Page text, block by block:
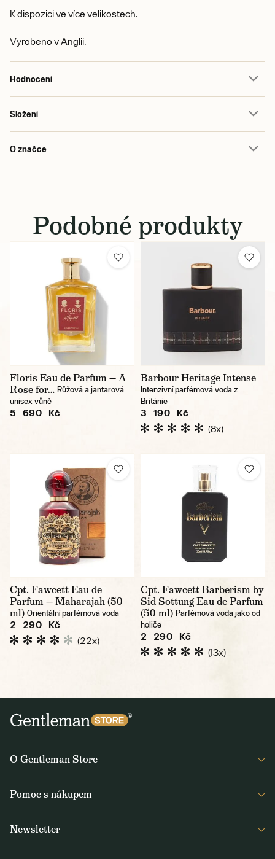
K dispozici ve více velikostech.
Vyrobeno v Anglii.
Hodnocení
Složení
O značce
Podobné produkty
Floris Eau de Parfum — A
Rose for… Růžová a jantarová
unisex vůně
5 690 Kč
Barbour Heritage Intense
Intenzivní parfémová voda z
Británie
3 190 Kč
(8x)
Cpt. Fawcett Eau de
Parfum — Maharajah (50
ml) Orientální parfémová voda
2 290 Kč
(22x)
Cpt. Fawcett Barberism by
Sid Sottung Eau de Parfum
(50 ml) Parfémová voda jako od
holiče
2 290 Kč
(13x)
O Gentleman Store
Pomoc s nákupem
Newsletter